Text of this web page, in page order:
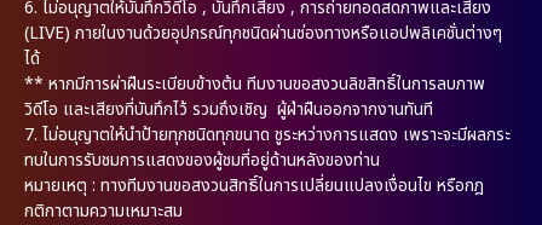
6. ไม่อนุญาตให้บันทึกวิดีโอ , บันทึกเสียง , การถ่ายทอดสดภาพและเสียง
(LIVE) ภายในงานด้วยอุปกรณ์ทุกชนิดผ่านช่องทางหรือแอปพลิเคชั่นต่างๆ
ได้
** หากมีการผ่าฝืนระเบียบข้างต้น ทีมงานขอสงวนลิขสิทธิ์ในการลบภาพ
วิดีโอ และเสียงที่บันทึกไว้ รวมถึงเชิญ ผู้ฝ่าฝืนออกจากงานทันที
7. ไม่อนุญาตให้นำป้ายทุกชนิดทุกขนาด ชูระหว่างการแสดง เพราะจะมีผลกระ
ทบในการรับชมการแสดงของผู้ชมที่อยู่ด้านหลังของท่าน
หมายเหตุ : ทางทีมงานขอสงวนสิทธิ์ในการเปลี่ยนแปลงเงื่อนไข หรือกฎ
กติกาตามความเหมาะสม